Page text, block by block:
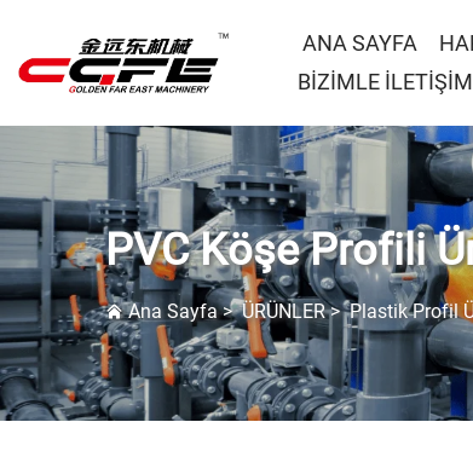
ANA SAYFA
BİZİMLE
PVC Köşe Profili
Ana Sayfa>ÜRÜNLER>Plastik Profil